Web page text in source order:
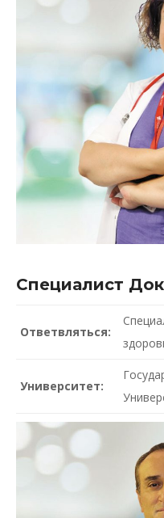
Специалист
Ответвляться:
Университет: